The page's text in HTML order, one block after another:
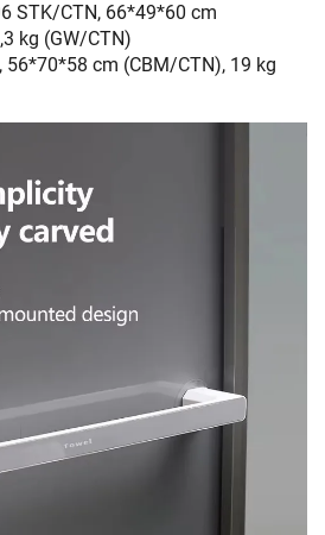
STK/CTN, 66*49*60 cm
kg (GW/CTN)
56*70*58 cm (CBM/CTN), 19 kg